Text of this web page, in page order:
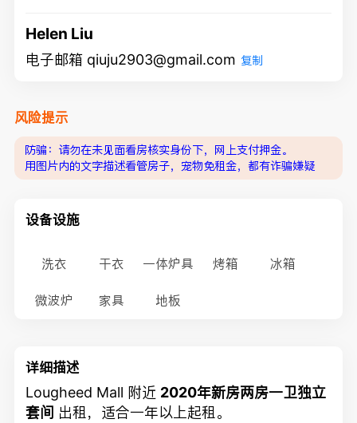
Helen Liu
电子邮箱 qiuju2903@gmail.com 复制
风险提示
防骗：请勿在未见面看房核实身份下，网上支付押金。
用图片内的文字描述看管房子，宠物免租金，都有诈骗嫌疑
设备设施
洗衣 干衣 一体炉具 烤箱 冰箱
微波炉 家具 地板
详细描述
Lougheed Mall 附近 2020年新房两房一卫独立
套间 出租，适合一年以上起租。